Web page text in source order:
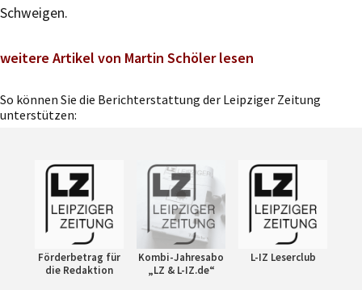
Schweigen.
weitere Artikel von Martin Schöler lesen
So können Sie die Berichterstattung der Leipziger Zeitung
unterstützen:
Förderbetrag für
die Redaktion
Kombi-Jahresabo
„LZ & L-IZ.de“
L-IZ Leserclub